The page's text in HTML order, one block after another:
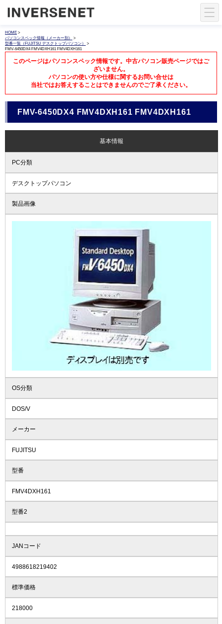
HOME >
パソコンスペック情報（メーカー別）
>
型番一覧（FUJITSU デスクトップパソコン）
>
FMV-6450DX4 FMV4DXH161 FMV4DXH161
このページはパソコンスペック情報です。中古パソコン販売ページではご
ざいません。
パソコンの使い方や仕様に関するお問い合せは
当社ではお答えすることはできませんのでご了承ください。
FMV-6450DX4 FMV4DXH161 FMV4DXH161
基本情報
PC分類
デスクトップパソコン
製品画像
OS分類
DOS/V
メーカー
FUJITSU
型番
FMV4DXH161
型番2
JANコード
4988618219402
標準価格
218000